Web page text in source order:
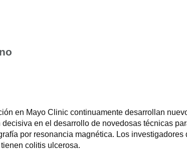
en Mayo Clinic continuamente desarrollan
en el desarrollo de novedosas técnicas
por resonancia magnética. Los
colitis ulcerosa.